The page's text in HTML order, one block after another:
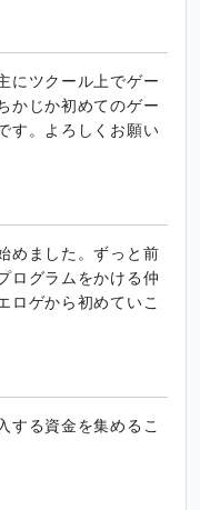
にツクール上でゲー
かじか初めてのゲー
す。よろしくお願い
めました。ずっと前
ログラムをかける仲
ロゲから初めていこ
する資金を集めるこ